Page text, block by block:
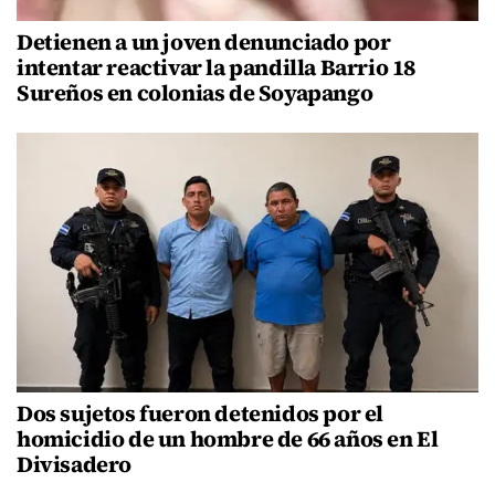
Detienen a un joven denunciado por
intentar reactivar la pandilla Barrio 18
Sureños en colonias de Soyapango
Dos sujetos fueron detenidos por el
homicidio de un hombre de 66 años en El
Divisadero